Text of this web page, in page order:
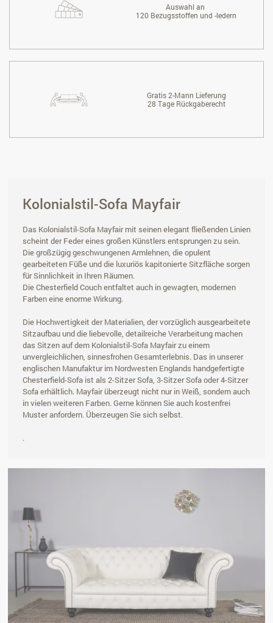
Auswahl an
120 Bezugsstoffen und -ledern
Gratis 2-Mann Lieferung
28 Tage Rückgaberecht
Kolonialstil-Sofa Mayfair
Das Kolonialstil-Sofa Mayfair mit seinen elegant fließenden Linien
scheint der Feder eines großen Künstlers entsprungen zu sein.
Die großzügig geschwungenen Armlehnen, die opulent
gearbeiteten Füße und die luxuriös kapitonierte Sitzfläche sorgen
für Sinnlichkeit in Ihren Räumen.
Die Chesterfield Couch entfaltet auch in gewagten, modernen
Farben eine enorme Wirkung.
Die Hochwertigkeit der Materialien, der vorzüglich ausgearbeitete
Sitzaufbau und die liebevolle, detailreiche Verarbeitung machen
das Sitzen auf dem Kolonialstil-Sofa Mayfair zu einem
unvergleichlichen, sinnesfrohen Gesamterlebnis. Das in unserer
englischen Manufaktur im Nordwesten Englands handgefertigte
Chesterfield-Sofa ist als 2-Sitzer Sofa, 3-Sitzer Sofa oder 4-Sitzer
Sofa erhältlich. Mayfair überzeugt nicht nur in Weiß, sondern auch
in vielen weiteren Farben. Gerne können Sie auch kostenfrei
Muster anfordern. Überzeugen Sie sich selbst.
.